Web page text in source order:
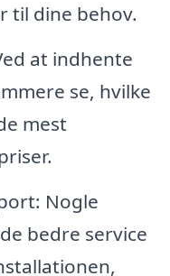
til dine behov.
at indhente
se, hvilke
mest
Nogle
bedre service